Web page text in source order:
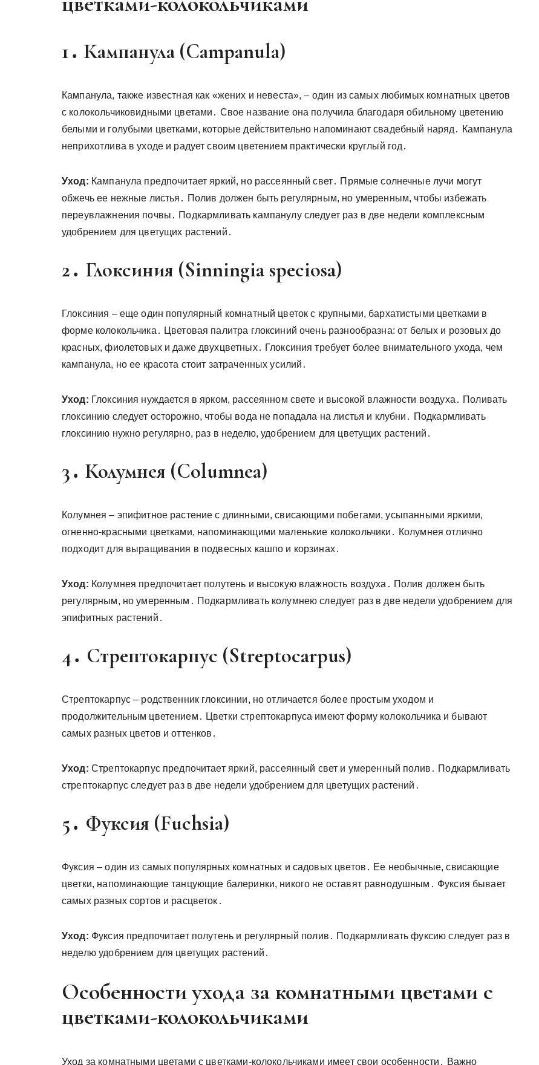
1․ Кампанула (Campanula)
Кампанула, также известная как «жених и невеста», – один из самых любимых комнатных цветов
с колокольчиковидными цветами․ Свое название она получила благодаря обильному цветению
белыми и голубыми цветками, которые действительно напоминают свадебный наряд․ Кампанула
неприхотлива в уходе и радует своим цветением практически круглый год․
Уход: Кампанула предпочитает яркий, но рассеянный свет․ Прямые солнечные лучи могут
обжечь ее нежные листья․ Полив должен быть регулярным, но умеренным, чтобы избежать
переувлажнения почвы․ Подкармливать кампанулу следует раз в две недели комплексным
удобрением для цветущих растений․
2․ Глоксиния (Sinningia speciosa)
Глоксиния – еще один популярный комнатный цветок с крупными, бархатистыми цветками в
форме колокольчика․ Цветовая палитра глоксиний очень разнообразна: от белых и розовых до
красных, фиолетовых и даже двухцветных․ Глоксиния требует более внимательного ухода, чем
кампанула, но ее красота стоит затраченных усилий․
Уход: Глоксиния нуждается в ярком, рассеянном свете и высокой влажности воздуха․ Поливать
глоксинию следует осторожно, чтобы вода не попадала на листья и клубни․ Подкармливать
глоксинию нужно регулярно, раз в неделю, удобрением для цветущих растений․
3․ Колумнея (Columnea)
Колумнея – эпифитное растение с длинными, свисающими побегами, усыпанными яркими,
огненно-красными цветками, напоминающими маленькие колокольчики․ Колумнея отлично
подходит для выращивания в подвесных кашпо и корзинах․
Уход: Колумнея предпочитает полутень и высокую влажность воздуха․ Полив должен быть
регулярным, но умеренным․ Подкармливать колумнею следует раз в две недели удобрением для
эпифитных растений․
4․ Стрептокарпус (Streptocarpus)
Стрептокарпус – родственник глоксинии, но отличается более простым уходом и
продолжительным цветением․ Цветки стрептокарпуса имеют форму колокольчика и бывают
самых разных цветов и оттенков․
Уход: Стрептокарпус предпочитает яркий, рассеянный свет и умеренный полив․ Подкармливать
стрептокарпус следует раз в две недели удобрением для цветущих растений․
5․ Фуксия (Fuchsia)
Фуксия – один из самых популярных комнатных и садовых цветов․ Ее необычные, свисающие
цветки, напоминающие танцующие балеринки, никого не оставят равнодушным․ Фуксия бывает
самых разных сортов и расцветок․
Уход: Фуксия предпочитает полутень и регулярный полив․ Подкармливать фуксию следует раз в
неделю удобрением для цветущих растений․
Особенности ухода за комнатными цветами с
цветками-колокольчиками
Уход за комнатными цветами с цветками-колокольчиками имеет свои особенности․ Важно